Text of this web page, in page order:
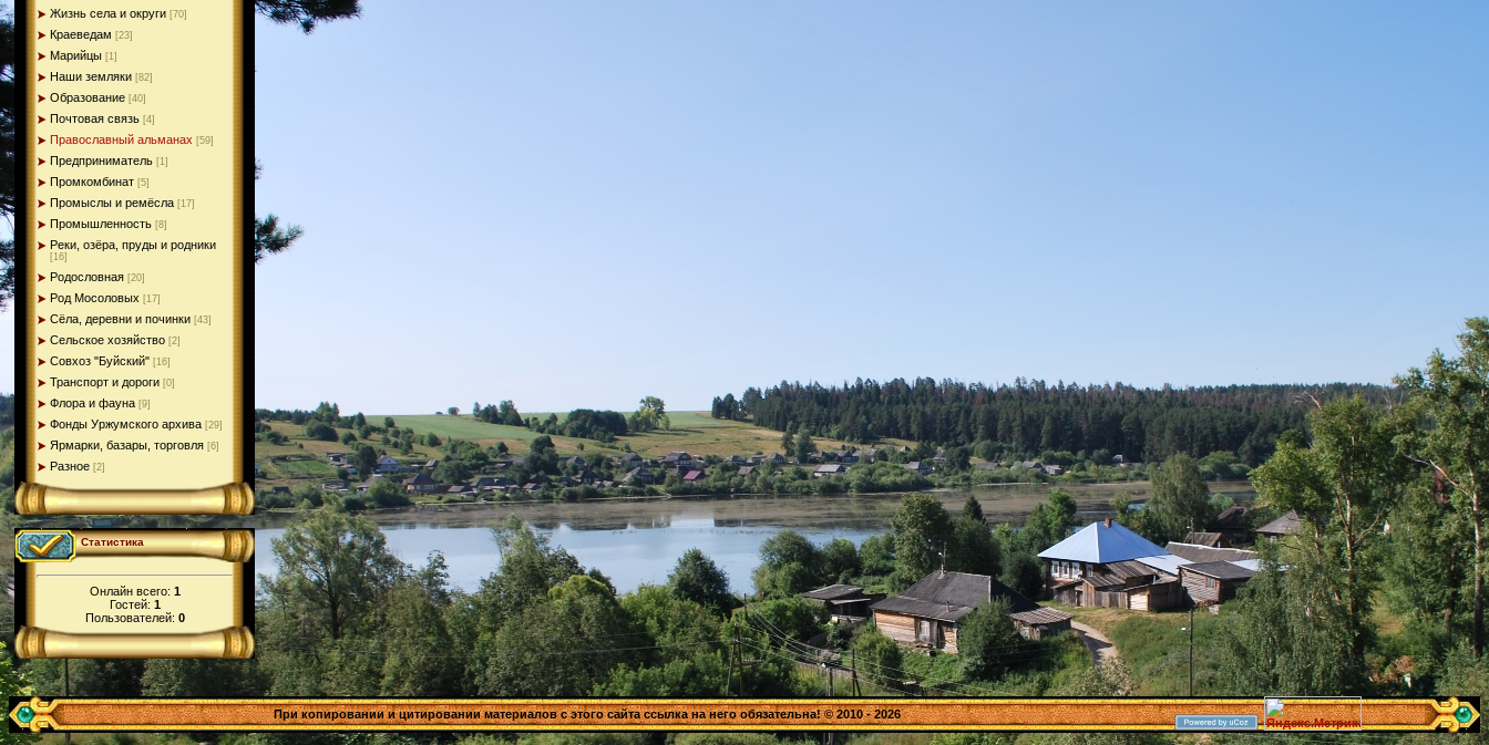
Жизнь села и округи [70]
Краеведам [23]
Марийцы [1]
Наши земляки [82]
Образование [40]
Почтовая связь [4]
Православный альманах [59]
Предприниматель [1]
Промкомбинат [5]
Промыслы и ремёсла [17]
Промышленность [8]
Реки, озёра, пруды и родники
[16]
Родословная [20]
Род Мосоловых [17]
Сёла, деревни и починки [43]
Сельское хозяйство [2]
Совхоз "Буйский" [16]
Транспорт и дороги [0]
Флора и фауна [9]
Фонды Уржумского архива [29]
Ярмарки, базары, торговля [6]
Разное [2]
Статистика
Онлайн всего: 1
Гостей: 1
Пользователей: 0
При копировании и цитировании материалов с этого сайта ссылка на него обязательна! © 2010 - 2026